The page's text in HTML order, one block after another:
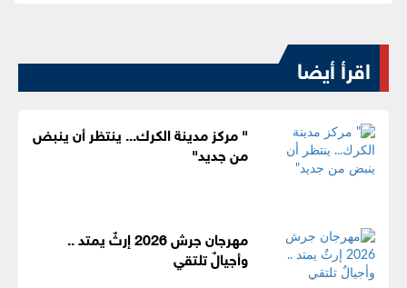
اقرأ أيضا
" مركز مدينة الكرك... ينتظر أن ينبض
من جديد"
مهرجان جرش 2026 إرثٌ يمتد ..
وأجيالٌ تلتقي